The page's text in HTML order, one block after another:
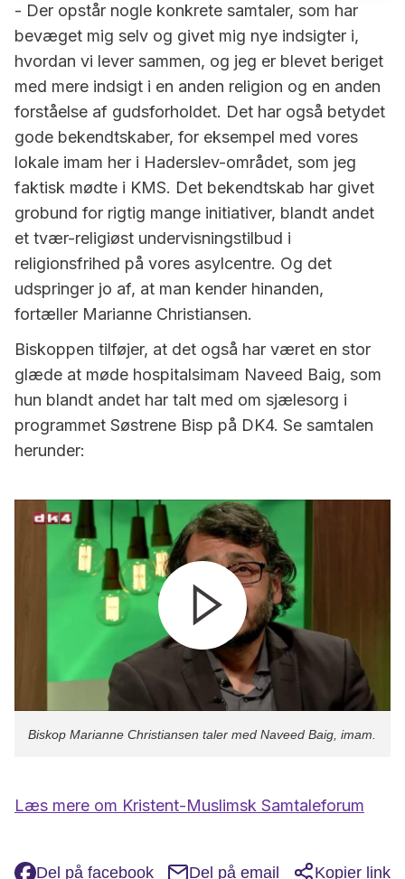
- Der opstår nogle konkrete samtaler, som har
bevæget mig selv og givet mig nye indsigter i,
hvordan vi lever sammen, og jeg er blevet beriget
med mere indsigt i en anden religion og en anden
forståelse af gudsforholdet. Det har også betydet
gode bekendtskaber, for eksempel med vores
lokale imam her i Haderslev-området, som jeg
faktisk mødte i KMS. Det bekendtskab har givet
grobund for rigtig mange initiativer, blandt andet
et tvær-religiøst undervisningstilbud i
religionsfrihed på vores asylcentre. Og det
udspringer jo af, at man kender hinanden,
fortæller Marianne Christiansen.
Biskoppen tilføjer, at det også har været en stor
glæde at møde hospitalsimam Naveed Baig, som
hun blandt andet har talt med om sjælesorg i
programmet Søstrene Bisp på DK4. Se samtalen
herunder:
Biskop Marianne Christiansen taler med Naveed Baig, imam.
Læs mere om Kristent-Muslimsk Samtaleforum
Del på facebook Del på email Kopier link